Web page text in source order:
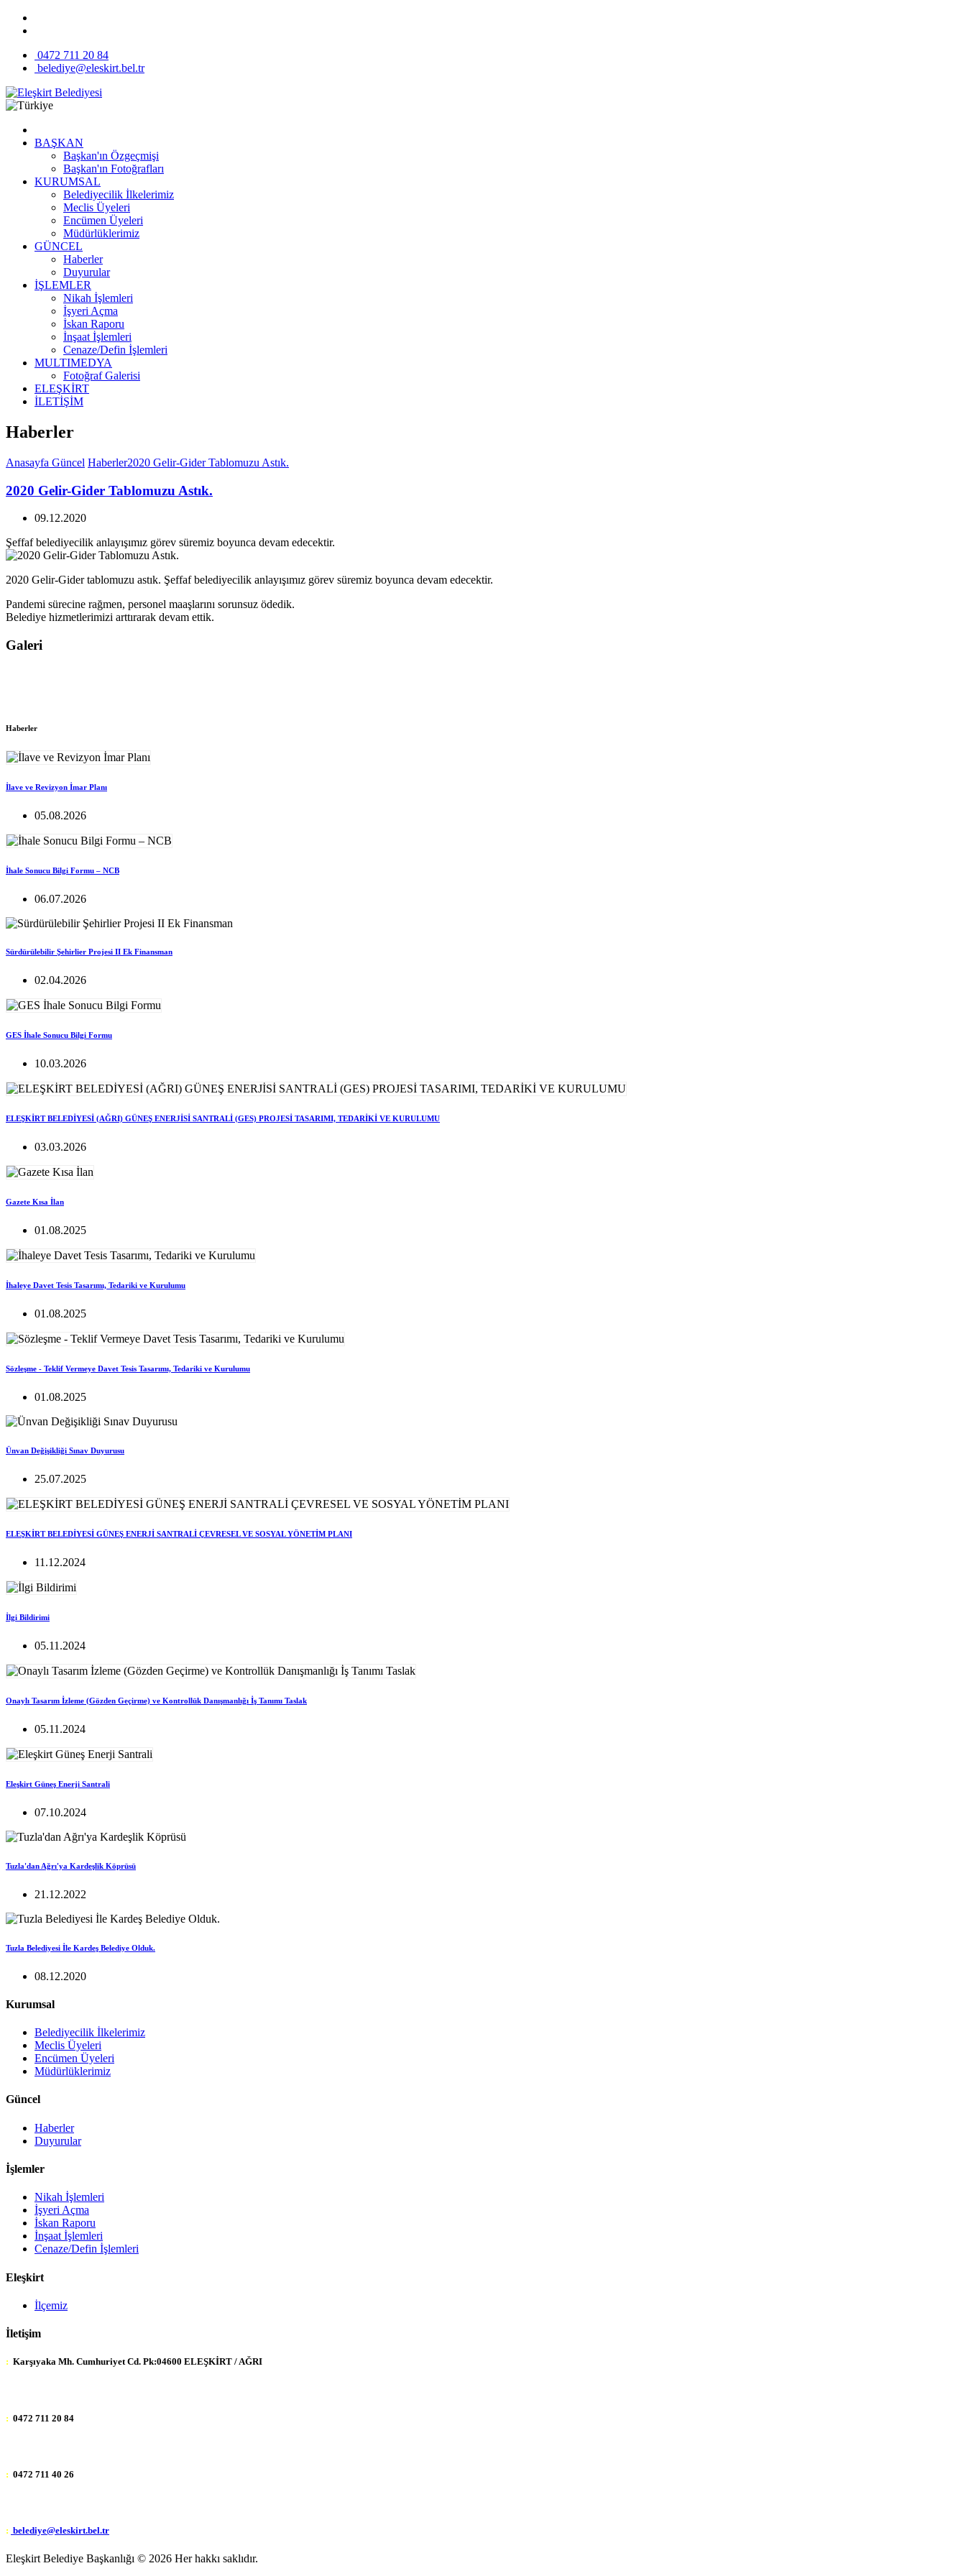
0472 711 20 84
belediye@eleskirt.bel.tr
BAŞKAN
Başkan'ın Özgeçmişi
Başkan'ın Fotoğrafları
KURUMSAL
Belediyecilik İlkelerimiz
Meclis Üyeleri
Encümen Üyeleri
Müdürlüklerimiz
GÜNCEL
Haberler
Duyurular
İŞLEMLER
Nikah İşlemleri
İşyeri Açma
İskan Raporu
İnşaat İşlemleri
Cenaze/Defin İşlemleri
MULTIMEDYA
Fotoğraf Galerisi
ELEŞKİRT
İLETİŞİM
Haberler
Anasayfa Güncel Haberler2020 Gelir-Gider Tablomuzu Astık.
2020 Gelir-Gider Tablomuzu Astık.
09.12.2020
Şeffaf belediyecilik anlayışımız görev süremiz boyunca devam edecektir.
2020 Gelir-Gider tablomuzu astık. Şeffaf belediyecilik anlayışımız görev süremiz boyunca devam edecektir.
Pandemi sürecine rağmen, personel maaşlarını sorunsuz ödedik.
Belediye hizmetlerimizi arttırarak devam ettik.
Galeri
Haberler
İlave ve Revizyon İmar Planı
05.08.2026
İhale Sonucu Bilgi Formu – NCB
06.07.2026
Sürdürülebilir Şehirlier Projesi II Ek Finansman
02.04.2026
GES İhale Sonucu Bilgi Formu
10.03.2026
ELEŞKİRT BELEDİYESİ (AĞRI) GÜNEŞ ENERJİSİ SANTRALİ (GES) PROJESİ TASARIMI, TEDARİKİ VE KURULUMU
03.03.2026
Gazete Kısa İlan
01.08.2025
İhaleye Davet Tesis Tasarımı, Tedariki ve Kurulumu
01.08.2025
Sözleşme - Teklif Vermeye Davet Tesis Tasarımı, Tedariki ve Kurulumu
01.08.2025
Ünvan Değişikliği Sınav Duyurusu
25.07.2025
ELEŞKİRT BELEDİYESİ GÜNEŞ ENERJİ SANTRALİ ÇEVRESEL VE SOSYAL YÖNETİM PLANI
11.12.2024
İlgi Bildirimi
05.11.2024
Onaylı Tasarım İzleme (Gözden Geçirme) ve Kontrollük Danışmanlığı İş Tanımı Taslak
05.11.2024
Eleşkirt Güneş Enerji Santrali
07.10.2024
Tuzla'dan Ağrı'ya Kardeşlik Köprüsü
21.12.2022
Tuzla Belediyesi İle Kardeş Belediye Olduk.
08.12.2020
Kurumsal
Belediyecilik İlkelerimiz
Meclis Üyeleri
Encümen Üyeleri
Müdürlüklerimiz
Güncel
Haberler
Duyurular
İşlemler
Nikah İşlemleri
İşyeri Açma
İskan Raporu
İnşaat İşlemleri
Cenaze/Defin İşlemleri
Eleşkirt
İlçemiz
İletişim
: Karşıyaka Mh. Cumhuriyet Cd. Pk:04600 ELEŞKİRT / AĞRI
: 0472 711 20 84
: 0472 711 40 26
: belediye@eleskirt.bel.tr
Eleşkirt Belediye Başkanlığı © 2026 Her hakkı saklıdır.